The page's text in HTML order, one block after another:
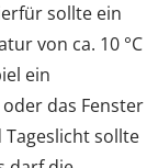
sollte ein
von ca. 10 °C
ein
das Fenster
sollte